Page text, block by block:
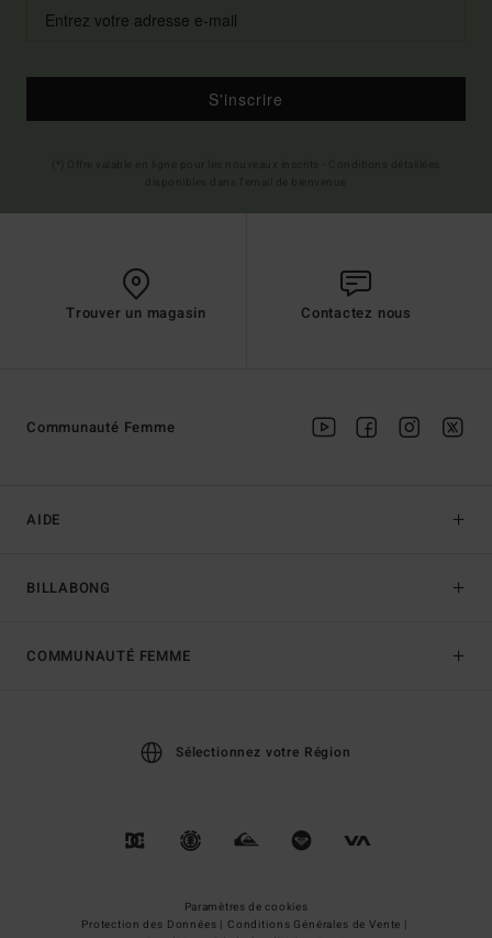
S'inscrire
Trouver un magasin Contactez nous
AIDE
BILLABONG
Communauté Femme
COMMUNAUTÉ FEMME
Sélectionnez votre Région
Paramètres de cookies
Protection des Données | Conditions Générales de Vente |